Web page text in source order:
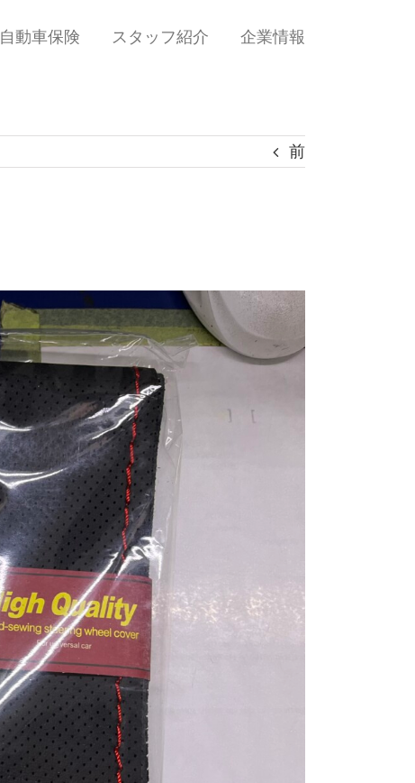
自動車保険 スタッフ紹介 企業情報
前